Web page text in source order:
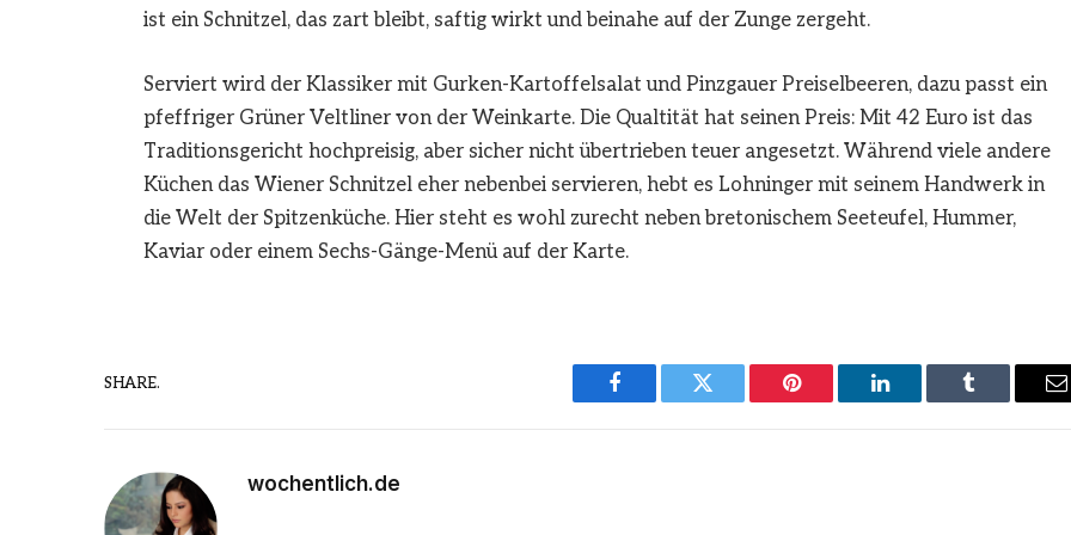
ist ein Schnitzel, das zart bleibt, saftig wirkt und beinahe auf der Zunge zergeht.
Serviert wird der Klassiker mit Gurken-Kartoffelsalat und Pinzgauer Preiselbeeren, dazu passt ein
pfeffriger Grüner Veltliner von der Weinkarte. Die Qualtität hat seinen Preis: Mit 42 Euro ist das
Traditionsgericht hochpreisig, aber sicher nicht übertrieben teuer angesetzt. Während viele andere
Küchen das Wiener Schnitzel eher nebenbei servieren, hebt es Lohninger mit seinem Handwerk in
die Welt der Spitzenküche. Hier steht es wohl zurecht neben bretonischem Seeteufel, Hummer,
Kaviar oder einem Sechs-Gänge-Menü auf der Karte.
SHARE.
Facebook Twitter Pinterest LinkedIn Tumblr
wochentlich.de